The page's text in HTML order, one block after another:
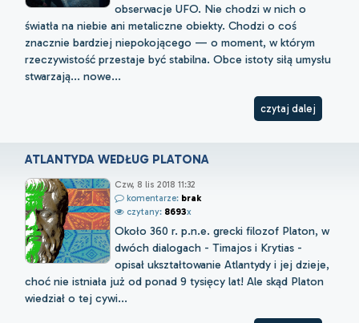
obserwacje UFO. Nie chodzi w nich o
światła na niebie ani metaliczne obiekty. Chodzi o coś
znacznie bardziej niepokojącego — o moment, w którym
rzeczywistość przestaje być stabilna. Obce istoty siłą umysłu
stwarzają... nowe...
czytaj dalej
ATLANTYDA WEDŁUG PLATONA
Czw, 8 lis 2018 11:32
komentarze: brak
czytany: 8693x
Około 360 r. p.n.e. grecki filozof Platon, w
dwóch dialogach - Timajos i Krytias -
opisał ukształtowanie Atlantydy i jej dzieje,
choć nie istniała już od ponad 9 tysięcy lat! Ale skąd Platon
wiedział o tej cywi...